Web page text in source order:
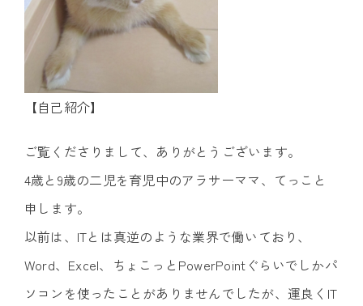
【自己紹介】
ご覧くださりまして、ありがとうございます。
4歳と9歳の二児を育児中のアラサーママ、てっこと
申します。
以前は、ITとは真逆のような業界で働いており、
Word、Excel、ちょこっとPowerPointぐらいでしかパ
ソコンを使ったことがありませんでしたが、運良くIT